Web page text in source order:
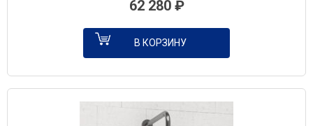
62 280 ₽
В КОРЗИНУ